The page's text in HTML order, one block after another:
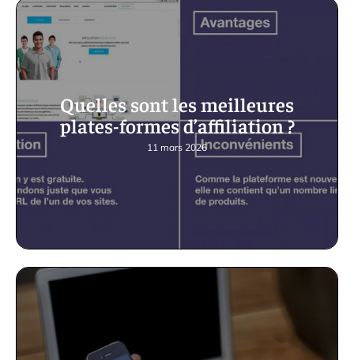
Quelles sont les meilleures
plates-formes d’affiliation ?
11 mars 2026